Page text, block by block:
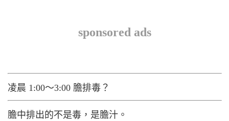
sponsored ads
凌晨 1:00～3:00 膽排毒？
膽中排出的不是毒，是膽汁。